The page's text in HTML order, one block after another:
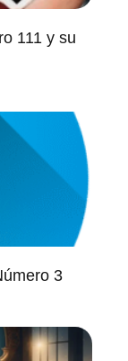
111 y su
3